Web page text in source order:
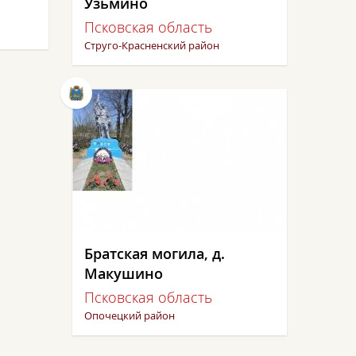
Псковская область
Струго-Красненский район
Братская могила, д.
Макушино
Псковская область
Опочецкий район